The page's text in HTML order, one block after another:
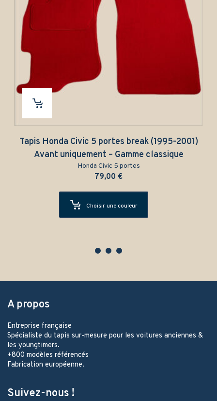
Tapis Honda Civic 5 portes break (1995-2001)
Avant uniquement – Gamme classique
Honda Civic 5 portes
79,00€
Choisir une couleur
A propos
Entreprise française
Spécialiste du tapis sur-mesure pour les voitures anciennes &
les youngtimers.
+800 modèles référencés
Fabrication européenne.
Suivez-nous !